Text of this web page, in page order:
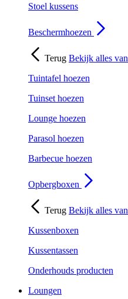
Stoel kussens
Beschermhoezen
Terug Bekijk alles van
Tuintafel hoezen
Tuinset hoezen
Lounge hoezen
Parasol hoezen
Barbecue hoezen
Opbergboxen
Terug Bekijk alles van
Kussenboxen
Kussentassen
Onderhouds producten
Loungen